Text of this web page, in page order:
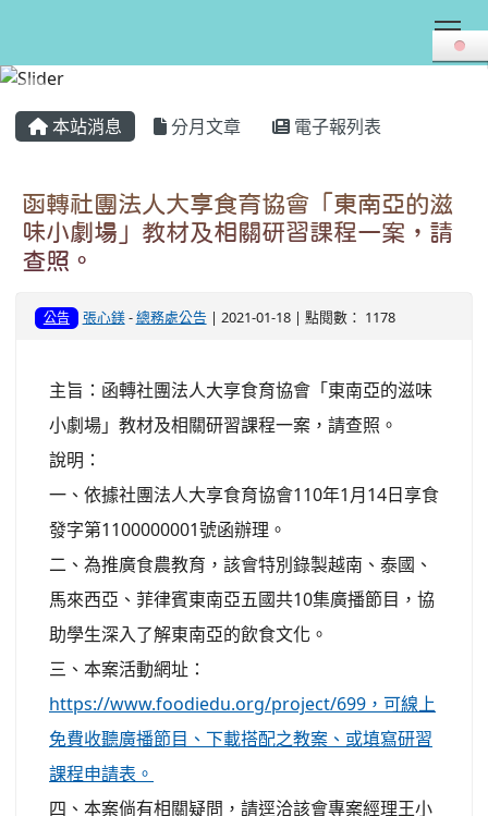
本站消息 分月文章 電子報列表
函轉社團法人大享食育協會「東南亞的滋
味小劇場」教材及相關研習課程一案，請
查照。
公告 張心鎂-總務處公告 | 2021-01-18 | 點閱數： 1178
主旨：函轉社團法人大享食育協會「東南亞的滋味
小劇場」教材及相關研習課程一案，請查照。
說明：
一、依據社團法人大享食育協會110年1月14日享食
發字第1100000001號函辦理。
二、為推廣食農教育，該會特別錄製越南、泰國、
馬來西亞、菲律賓東南亞五國共10集廣播節目，協
助學生深入了解東南亞的飲食文化。
三、本案活動網址：
https://www.foodiedu.org/project/699，可線上
免費收聽廣播節目、下載搭配之教案、或填寫研習
課程申請表。
四、本案倘有相關疑問，請逕洽該會專案經理王小